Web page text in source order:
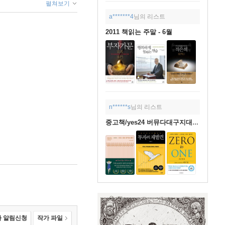
a*******4님의 리스트
2011 책읽는 주말 - 6월
n******s님의 리스트
중고책/yes24 버뮤다대구지대님의 가게
펼쳐보기
알림신청 작가 파일